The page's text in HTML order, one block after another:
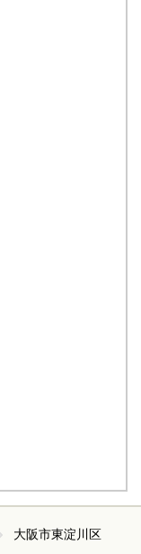
大阪市東淀川区